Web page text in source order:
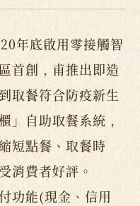
年底啟用零接觸智
首創，甫推出即造
取餐符合防疫新生
」自助取餐系統，
短點餐、取餐時
消費者好評。
功能(現金、信用